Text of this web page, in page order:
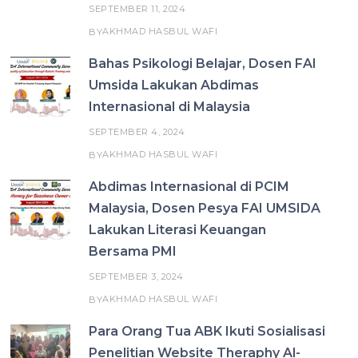
SEPTEMBER 11, 2024
BYAKHMAD HASBUL WAFI
Bahas Psikologi Belajar, Dosen FAI
Umsida Lakukan Abdimas
Internasional di Malaysia
SEPTEMBER 4, 2024
BYAKHMAD HASBUL WAFI
Abdimas Internasional di PCIM
Malaysia, Dosen Pesya FAI UMSIDA
Lakukan Literasi Keuangan
Bersama PMI
SEPTEMBER 3, 2024
BYAKHMAD HASBUL WAFI
Para Orang Tua ABK Ikuti Sosialisasi
Penelitian Website Theraphy Al-